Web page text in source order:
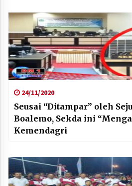
24/11/2020
Seusai “Ditampar” oleh
Boalemo, Sekda ini
Kemendagri